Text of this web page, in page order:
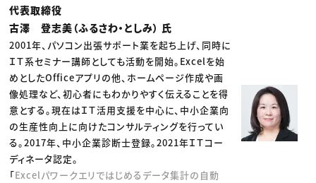
代表取締役
古澤 登志美（ふるさわ・としみ） 氏
2001年、パソコン出張サポート業を起ち上げ、同時に
ＩＴ系セミナー講師としても活動を開始。Excelを始
めとしたOfficeアプリの他、ホームページ作成や画
像処理など、初心者にもわかりやすく伝えることを得
意とする。現在はＩＴ活用支援を中心に、中小企業向
の生産性向上に向けたコンサルティングを行ってい
る。2017年、中小企業診断士登録。2021年ＩＴコー
ディネータ認定。
「Excelパワークエリではじめるデータ集計の自動